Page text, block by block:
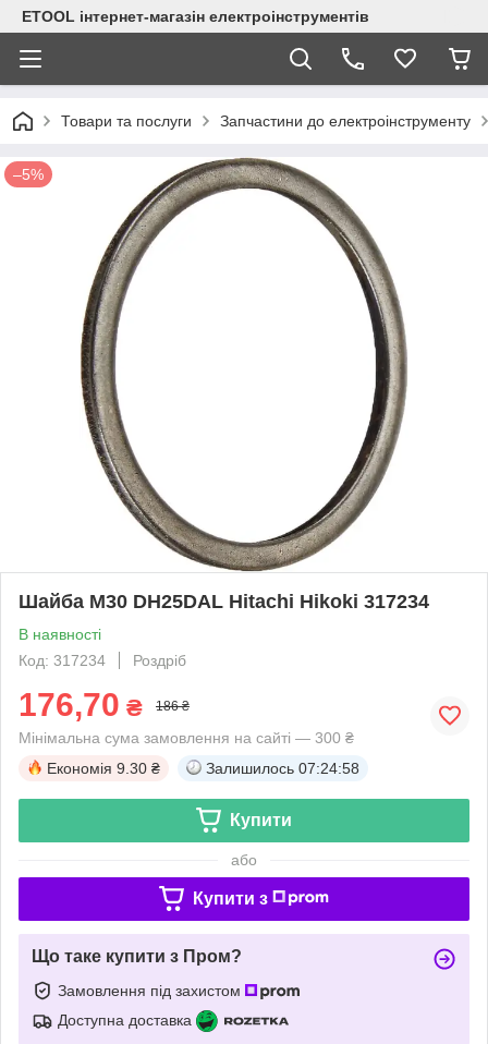
ETOOL інтернет-магазін електроінструментів
Товари та послуги Запчастини до електроінструменту
–5%
Шайба М30 DH25DAL Hitachi Hikoki 317234
В наявності
Код: 317234
Роздріб
176,70 ₴ 186 ₴
Мінімальна сума замовлення на сайті — 300 ₴
Економія 9.30 ₴ Залишилось 07:24:57
Купити
або
Купити з
Що таке купити з Пром?
Замовлення під захистом
Доступна доставка